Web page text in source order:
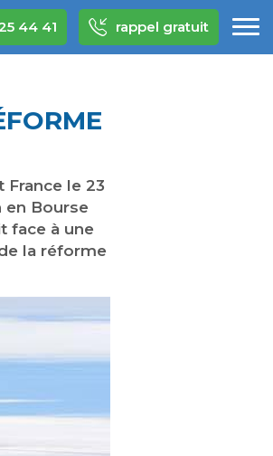
44 41 rappel gratuit
le 23
en Bourse
face à une
la réforme